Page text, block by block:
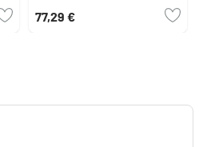
77,29 €